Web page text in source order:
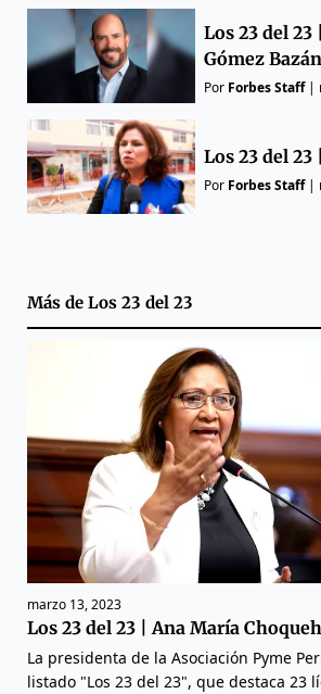
Los 23 del 23
Gómez Bazán
Por Forbes Staff|
Los 23 del
Por Forbes Staff|
Más de Los 23 del 23
marzo 13, 2023
Los 23 del 23 | Ana María
La presidenta de la Asociación Pyme
listado "Los 23 del 23", que destaca 23